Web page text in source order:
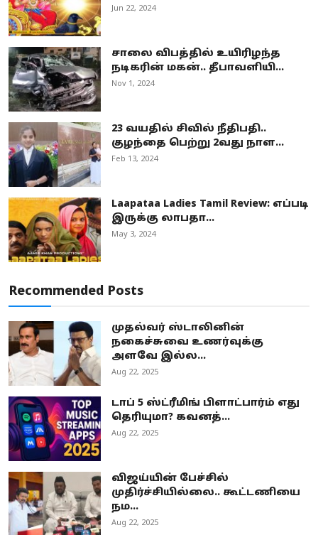
Jun 22, 2024
சாலை விபத்தில் உயிரிழந்த
நடிகரின் மகன்.. தீபாவளியி...
Nov 1, 2024
23 வயதில் சிவில் நீதிபதி..
குழந்தை பெற்று 2வது நாள...
Feb 13, 2024
Laapataa Ladies Tamil Review: எப்படி
இருக்கு லாபதா...
May 3, 2024
Recommended Posts
முதல்வர் ஸ்டாலினின்
நகைச்சுவை உணர்வுக்கு
அளவே இல்ல...
Aug 22, 2025
டாப் 5 ஸ்ட்ரீமிங் பிளாட்பார்ம் எது
தெரியுமா? கவனத்...
Aug 22, 2025
விஜய்யின் பேச்சில்
முதிர்ச்சியில்லை.. கூட்டணியை
நம...
Aug 22, 2025